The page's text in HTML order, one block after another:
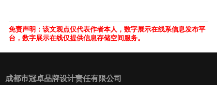
免责声明：该文观点仅代表作者本人，数字展示在线系信息发布平
台，数字展示在线仅提供信息存储空间服务。
成都市冠卓品牌设计责任有限公司